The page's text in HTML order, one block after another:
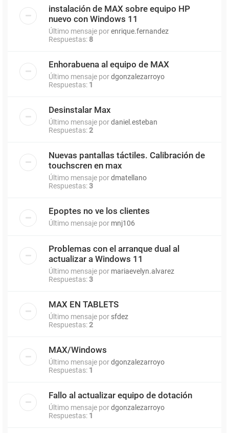
instalación de MAX sobre equipo HP
nuevo con Windows 11
Último mensaje porenrique.fernandez
Respuestas: 8
Enhorabuena al equipo de MAX
Último mensaje pordgonzalezarroyo
Respuestas: 1
Desinstalar Max
Último mensaje pordaniel.esteban
Respuestas:2
Nuevas pantallas táctiles. Calibración de
touchscren en max
Último mensaje pordmatellano
Respuestas:3
Epoptes no ve los clientes
Último mensaje por mnj106
Problemas con el arranque dual al
actualizar a Windows 11
Último mensaje por mariaevelyn.alvarez
Respuestas:3
MAX EN TABLETS
Último mensaje por sfdez
Respuestas:2
MAX/Windows
Último mensaje pordgonzalezarroyo
Respuestas: 1
Fallo al actualizar equipo de dotación
Último mensaje pordgonzalezarroyo
Respuestas: 1